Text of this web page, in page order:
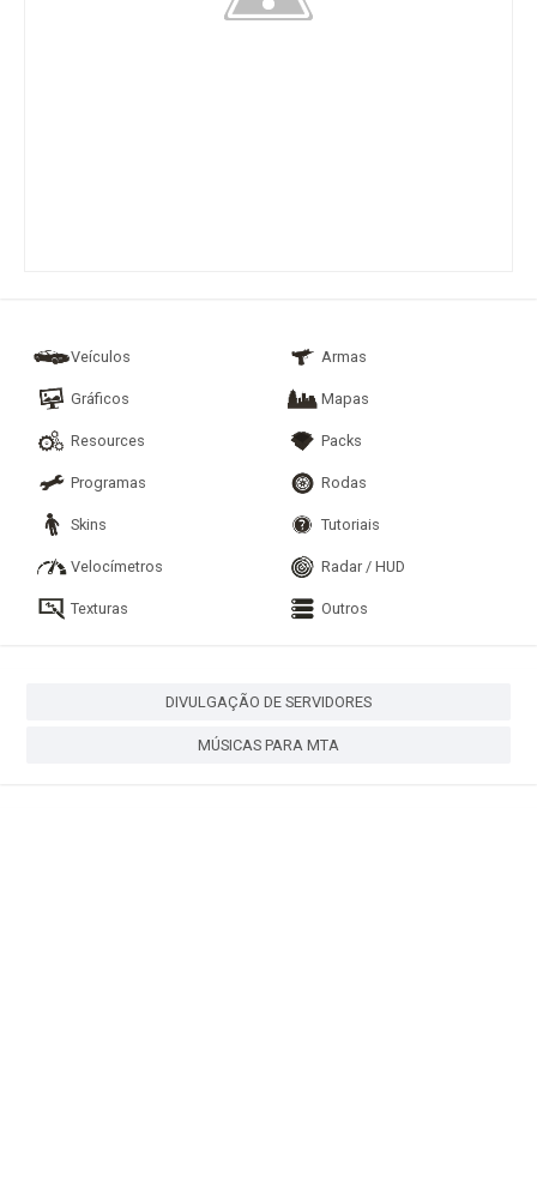
Veículos Armas
Gráficos Mapas
Resources Packs
Programas Rodas
Skins Tutoriais
Velocímetros Radar / HUD
Texturas Outros
DIVULGAÇÃO DE SERVIDORES
MÚSICAS PARA MTA